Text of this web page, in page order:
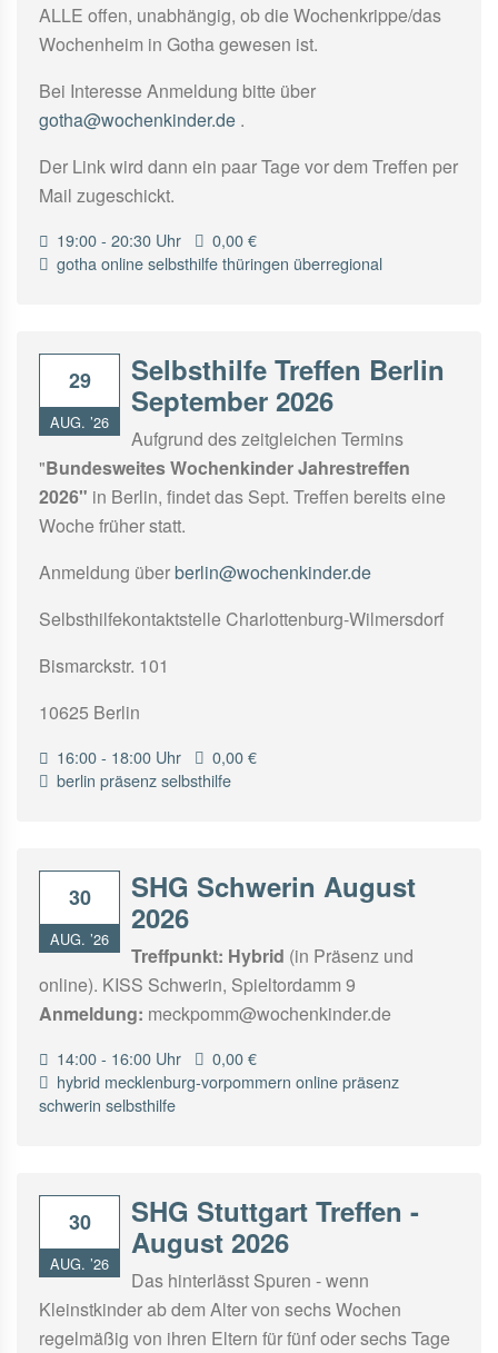
ALLE offen, unabhängig, ob die Wochenkrippe/das
Wochenheim in Gotha gewesen ist.
Bei Interesse Anmeldung bitte über
gotha@wochenkinder.de .
Der Link wird dann ein paar Tage vor dem Treffen per
Mail zugeschickt.
19:00 - 20:30 Uhr
0,00 €
gotha onlineselbsthilfethüringen überregional
29
AUG. ’26
Selbsthilfe Treffen Berlin
September 2026
Aufgrund des zeitgleichen Termins
"Bundesweites Wochenkinder Jahrestreffen
2026" in Berlin, findet das Sept. Treffen bereits eine
Woche früher statt.
Anmeldung überberlin@wochenkinder.de
Selbsthilfekontaktstelle Charlottenburg-Wilmersdorf
Bismarckstr. 101
10625 Berlin
16:00 - 18:00 Uhr
0,00 €
berlin präsenzselbsthilfe
30
AUG. ’26
SHG Schwerin August
2026
Treffpunkt: Hybrid (in Präsenz und
online). KISS Schwerin, Spieltordamm 9
Anmeldung: meckpomm@wochenkinder.de
14:00 - 16:00 Uhr
0,00 €
hybrid mecklenburg-vorpommern onlinepräsenz
schwerin selbsthilfe
30
AUG. ’26
SHG Stuttgart Treffen -
August 2026
Das hinterlässt Spuren - wenn
Kleinstkinder ab dem Alter von sechs Wochen
regelmäßig von ihren Eltern für fünf oder sechs Tage